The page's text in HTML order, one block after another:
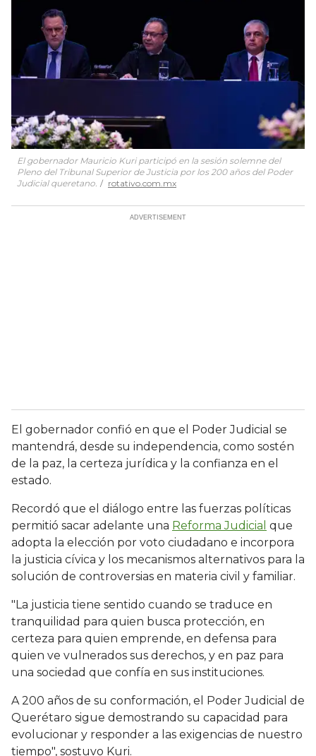
El gobernador Mauricio Kuri participó en la sesión solemne del
Pleno del Tribunal Superior de Justicia por los 200 años del Poder
Judicial queretano.
rotativo.com.mx
El gobernador confió en que el Poder Judicial se
mantendrá, desde su independencia, como sostén
de la paz, la certeza jurídica y la confianza en el
estado.
Recordó que el diálogo entre las fuerzas políticas
permitió sacar adelante una Reforma Judicial que
adopta la elección por voto ciudadano e incorpora
la justicia cívica y los mecanismos alternativos para la
solución de controversias en materia civil y familiar.
"La justicia tiene sentido cuando se traduce en
tranquilidad para quien busca protección, en
certeza para quien emprende, en defensa para
quien ve vulnerados sus derechos, y en paz para
una sociedad que confía en sus instituciones.
A 200 años de su conformación, el Poder Judicial de
Querétaro sigue demostrando su capacidad para
evolucionar y responder a las exigencias de nuestro
tiempo", sostuvo Kuri.